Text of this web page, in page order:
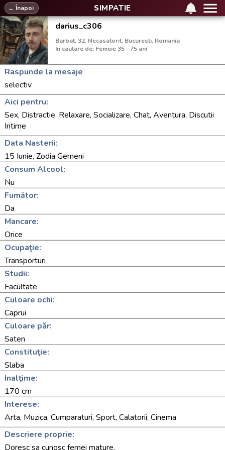
SIMPATIE
← Înapoi
darius_c306
Barbat, 32, Necasatorit, Bucuresti, Romania
In cautare de: Femeie 35 - 75 ani
Raspunde la mesaje
selectiv
Aici pentru:
Sex, Distractie, Relaxare, Socializare, Chat, Aventura, Discutii
Intime
Data Nasterii:
15 Iunie, Zodia Gemeni
Consum Alcool:
Nu
Fumător:
Da
Mancare:
Orice
Ocupaţie:
Transporturi
Studii:
Facultate
Culoare ochi:
Caprui
Culoare păr:
Saten
Constituţie:
Slaba
Inalţime:
170 cm
Interese:
Arta, Muzica, Cumparaturi, Sport, Calatorii, Cinema
Descriere proprie:
Doresc sa cunosc femei mature.